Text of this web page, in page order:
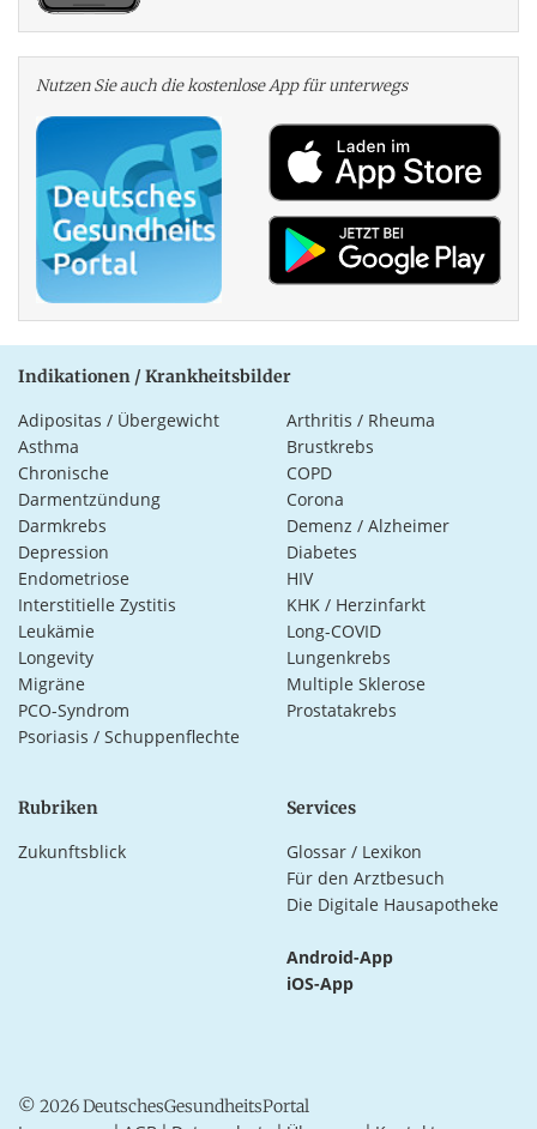
Nutzen Sie auch die kosten­lose App für unterwegs
Indikationen / Krankheitsbilder
Adipositas / Übergewicht
Arthritis / Rheuma
Asthma
Brustkrebs
Chronische
Darmentzündung
COPD
Corona
Darmkrebs
Demenz / Alzheimer
Depression
Diabetes
Endometriose
HIV
Interstitielle Zystitis
KHK / Herzinfarkt
Leukämie
Long-COVID
Longevity
Lungenkrebs
Migräne
Multiple Sklerose
PCO-Syndrom
Prostatakrebs
Psoriasis / Schuppenflechte
Rubriken
Zukunftsblick
Services
Glossar / Lexikon
Für den Arztbesuch
Die Digitale Hausapotheke
Android-App
iOS-App
© 2026 DeutschesGesundheitsPortal